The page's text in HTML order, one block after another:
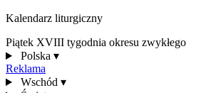
Kalendarz liturgiczny
Piątek XVIII tygodnia okresu zwykłego
Polska ▾
Reklama
Wschód ▾